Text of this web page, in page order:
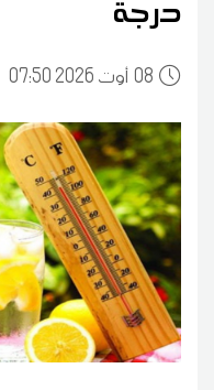
درجة
0807:50 2026 أوت